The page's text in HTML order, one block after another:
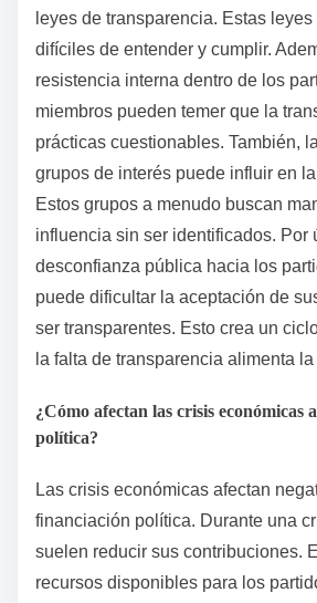
leyes de transparencia. Estas
difíciles de entender y cumplir.
resistencia interna dentro de los
miembros pueden temer que la
prácticas cuestionables. También,
grupos de interés puede influir en
Estos grupos a menudo buscan
influencia sin ser identificados. Por
desconfianza pública hacia los
puede dificultar la aceptación de
ser transparentes. Esto crea un
la falta de transparencia alimenta
¿Cómo afectan las crisis económicas
política?
Las crisis económicas afectan
financiación política. Durante una
suelen reducir sus contribuciones.
recursos disponibles para los